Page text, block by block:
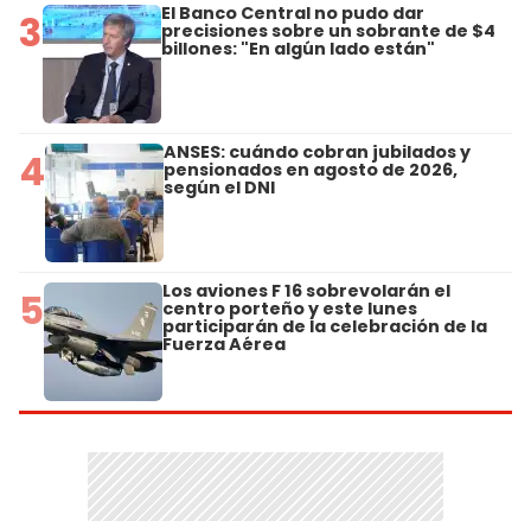
3 El Banco Central no pudo dar
precisiones sobre un sobrante de $4
billones: "En algún lado están"
4 ANSES: cuándo cobran jubilados y
pensionados en agosto de 2026,
según el DNI
5 Los aviones F 16 sobrevolarán el
centro porteño y este lunes
participarán de la celebración de la
Fuerza Aérea